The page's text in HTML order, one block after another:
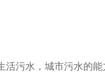
污水，城市污水的能